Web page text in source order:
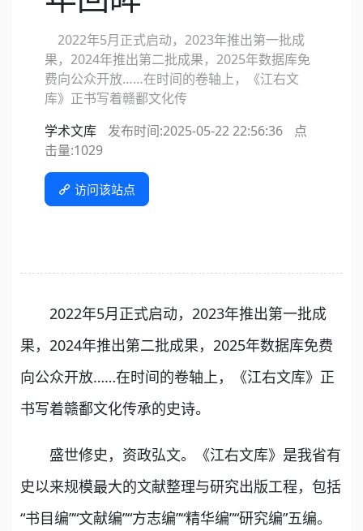
2022年5月正式启动，2023年推出第一批成
果，2024年推出第二批成果，2025年数据库免
费向公众开放……在时间的卷轴上，《江右文
库》正书写着赣鄱文化传
学术文库
发布时间:2025-05-22 22:56:36
点
击量:1029
访问该站点
2022年5月正式启动，2023年推出第一批成
果，2024年推出第二批成果，2025年数据库免费
向公众开放……在时间的卷轴上，《江右文库》正
书写着赣鄱文化传承的史诗。
盛世修史，资政弘文。《江右文库》是我省有
史以来规模最大的文献整理与研究出版工程，包括
“书目编”“文献编”“方志编”“精华编”“研究编”五编。